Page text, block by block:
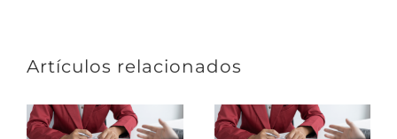
Artículos relacionados